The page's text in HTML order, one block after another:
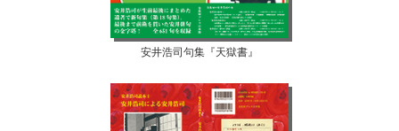
安井浩司句集『天獄書』